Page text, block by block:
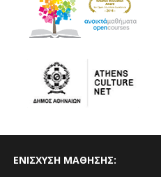
ΕΝΙΣΧΥΣΗ ΜΑΘΗΣΗΣ: